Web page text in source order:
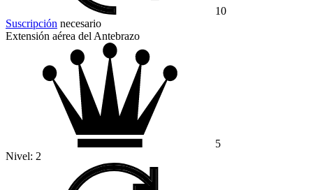
10
Suscripción necesario
Extensión aérea del Antebrazo
5
Nivel: 2